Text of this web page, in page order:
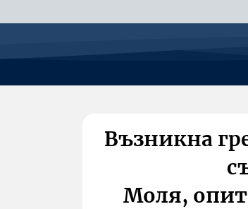
Възникна
Моля,